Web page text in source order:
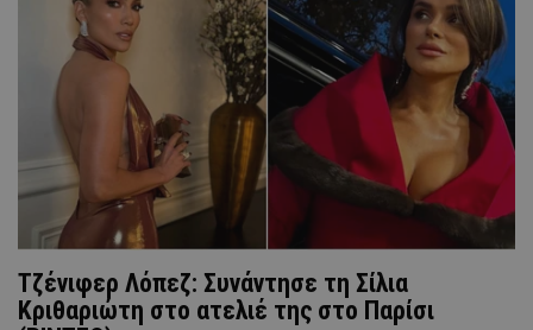
Τζένιφερ Λόπεζ: Συνάντησε τη Σίλια
Κριθαριώτη στο ατελιέ της στο Παρίσι